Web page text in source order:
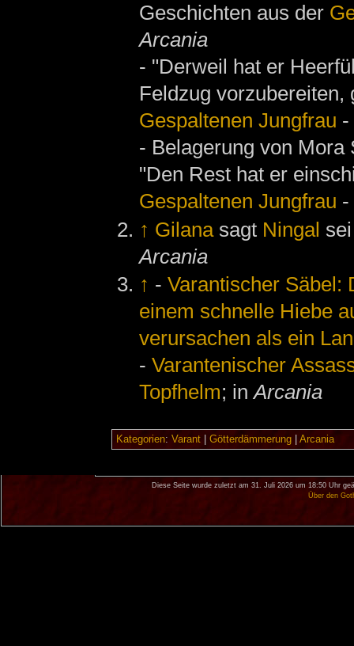
Geschichten aus der
Arcania
- "Derweil hat er
Feldzug vorzubereiten,
Gespaltenen Jungfrau
- Belagerung von
"Den Rest hat er
Gespaltenen Jungfrau
↑ Gilanasagt Ningal
Arcania
↑ -Varantischer Säbel:
einem schnelle Hiebe
verursachen als ein
-Varantenischer
Topfhelm; inArcania
Kategorien: Varant| Götterdämmerung| Arcania
Diese Seite wurde zuletzt am 31. Juli 2026 um 18:50 Uhr
Über den